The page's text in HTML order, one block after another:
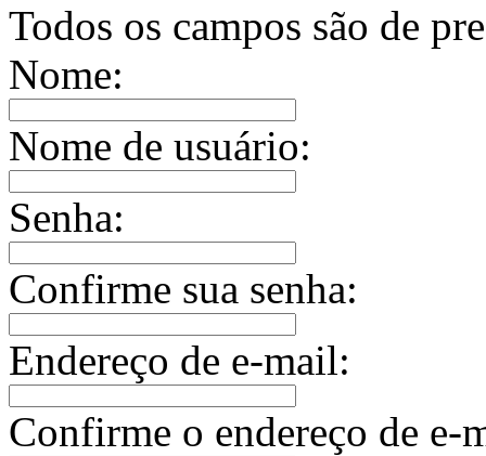
Todos os campos são de
Nome:
Nome de usuário:
Senha:
Confirme sua senha:
Endereço de e-mail:
Confirme o endereço de e-